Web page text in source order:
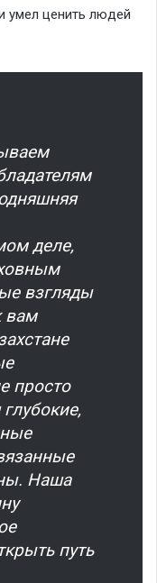
умел ценить людей
деле,
взгляды
вам
просто
Наша
путь